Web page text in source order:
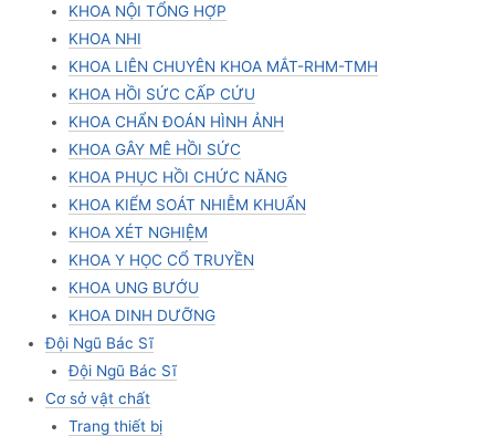
KHOA NỘI TỔNG HỢP
KHOA NHI
KHOA LIÊN CHUYÊN KHOA MẮT-RHM-TMH
KHOA HỒI SỨC CẤP CỨU
KHOA CHẨN ĐOÁN HÌNH ẢNH
KHOA GÂY MÊ HỒI SỨC
KHOA PHỤC HỒI CHỨC NĂNG
KHOA KIỂM SOÁT NHIỄM KHUẨN
KHOA XÉT NGHIỆM
KHOA Y HỌC CỔ TRUYỀN
KHOA UNG BƯỚU
KHOA DINH DƯỠNG
Đội Ngũ Bác Sĩ
Đội Ngũ Bác Sĩ
Cơ sở vật chất
Trang thiết bị